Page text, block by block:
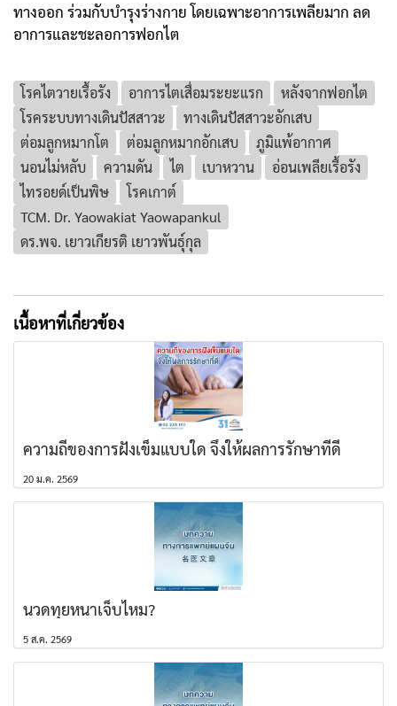
ทางออก ร่วมกับบำรุงร่างกาย โดยเฉพาะอาการเพลียมาก ลด
อาการและชะลอการฟอกไต
โรคไตวายเรื้อรัง อาการไตเสื่อมระยะแรก
หลังจากฟอกไต
โรคระบบทางเดินปัสสาวะ
ทางเดินปัสสาวะอักเสบ
ต่อมลูกหมากโต
ต่อมลูกหมากอักเสบ
ภูมิแพ้อากาศ
นอนไม่หลับ
ความดัน ไต เบาหวาน
อ่อนเพลียเรื้อรัง
ไทรอยด์เป็นพิษ
โรคเกาต์
TCM. Dr. Yaowakiat Yaowapankul
ดร.พจ. เยาวเกียรติ เยาวพันธุ์กุล
เนื้อหาที่เกี่ยวข้อง
ความถี่ของการฝังเข็มแบบใด จึงให้ผลการรักษาที่ดี
20 ม.ค. 2569
นวดทุยหนาเจ็บไหม?
5 ส.ค. 2569